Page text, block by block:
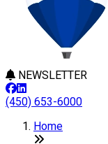
NEWSLETTER
(450) 653-6000
Home